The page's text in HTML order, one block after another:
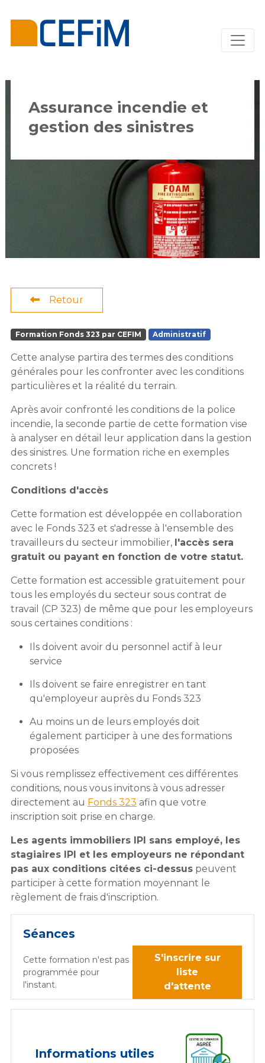
Assurance incendie et
gestion des sinistres
Retour
Formation Fonds 323 par CEFIM Administratif
Cette analyse partira des termes des conditions
générales pour les confronter avec les conditions
particulières et la réalité du terrain.
Après avoir confronté les conditions de la police
incendie, la seconde partie de cette formation vise
à analyser en détail leur application dans la gestion
des sinistres. Une formation riche en exemples
concrets !
Conditions d'accès
Cette formation est développée en collaboration
avec le Fonds 323 et s'adresse à l'ensemble des
travailleurs du secteur immobilier, l'accès sera
gratuit ou payant en fonction de votre statut.
Cette formation est accessible gratuitement pour
tous les employés du secteur sous contrat de
travail (CP 323) de même que pour les employeurs
sous certaines conditions :
Ils doivent avoir du personnel actif à leur
service
Ils doivent se faire enregistrer en tant
qu'employeur auprès du Fonds 323
Au moins un de leurs employés doit
également participer à une des formations
proposées
Si vous remplissez effectivement ces différentes
conditions, nous vous invitons à vous adresser
directement au Fonds 323 afin que votre
inscription soit prise en charge.
Les agents immobiliers IPI sans employé, les
stagiaires IPI et les employeurs ne répondant
pas aux conditions citées ci-dessus peuvent
participer à cette formation moyennant le
règlement de frais d'inscription.
Séances
Cette formation n'est pas
programmée pour
l'instant.
S'inscrire sur
liste
d'attente
Informations utiles